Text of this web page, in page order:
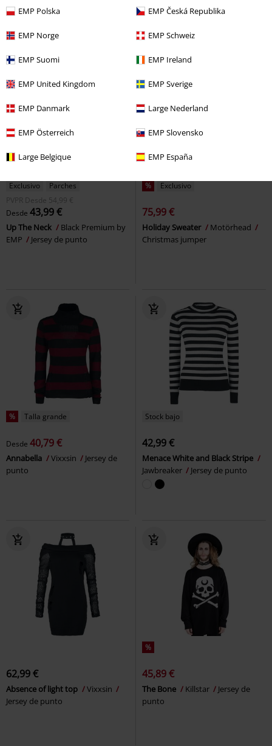
EMP Polska EMP Česká Republika
EMP Norge EMP Schweiz
EMP Suomi EMP Ireland
EMP United Kingdom EMP Sverige
EMP Danmark Large Nederland
EMP Österreich EMP Slovensko
Large Belgique EMP España
Jersey de punto
Christmas jumper
Exclusivo
Parches
PVPR
Desde
54,99 €
Desde 43,99 €
Up The Neck
Black Premium by
EMP
Jersey de punto
% Exclusivo
75,99 €
Holiday Sweater
Motörhead
Christmas jumper
% Talla grande
Desde 40,79 €
Annabella Vixxsin
Jersey de
punto
Stock bajo
42,99 €
Menace White and Black Stripe
Jawbreaker
Jersey de punto
62,99 €
Absence of light top
Vixxsin
Jersey de punto
%
45,89 €
The Bone Killstar
Jersey de
punto